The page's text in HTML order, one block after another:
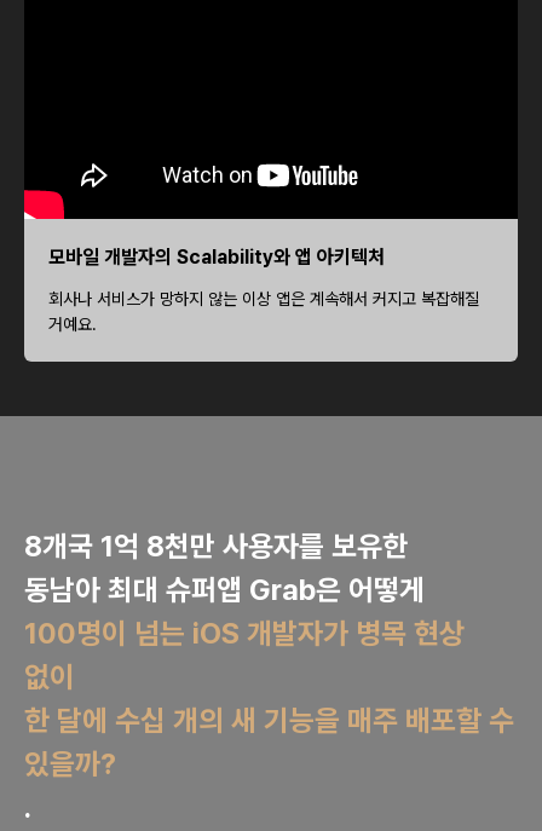
모바일 개발자의 Scalability와 앱 아키텍처
회사나 서비스가 망하지 않는 이상 앱은 계속해서 커지고 복잡해질
거예요.
8개국 1억 8천만 사용자를 보유한
동남아 최대 슈퍼앱 Grab은 어떻게
100명이 넘는 iOS 개발자가 병목 현상
없이
한 달에 수십 개의 새 기능을 매주 배포할 수
있을까?
.